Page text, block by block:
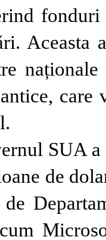
Aceasta
SUA a
de